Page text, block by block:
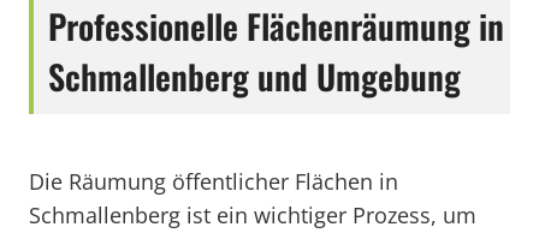
Professionelle Flächenräumung in
Schmallenberg und Umgebung
Die Räumung öffentlicher Flächen in
Schmallenberg ist ein wichtiger Prozess, um